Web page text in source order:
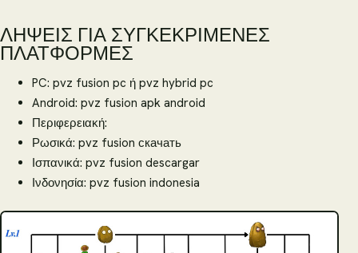
ΛΉΨΕΙΣ ΓΙΑ ΣΥΓΚΕΚΡΙΜΈΝΕΣ
ΠΛΑΤΦΌΡΜΕΣ
PC: pvz fusion pc ή pvz hybrid pc
Android: pvz fusion apk android
Περιφερειακή:
Ρωσικά: pvz fusion скачать
Ισπανικά: pvz fusion descargar
Ινδονησία: pvz fusion indonesia